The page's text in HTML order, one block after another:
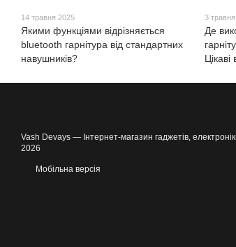
14 травня 2025
Якими функціями відрізняється
bluetooth гарнітура від стандартних
навушників?
3
Де
Vash Devays — Інтернет-магазин гаджетів,
2026
Мобільна версія